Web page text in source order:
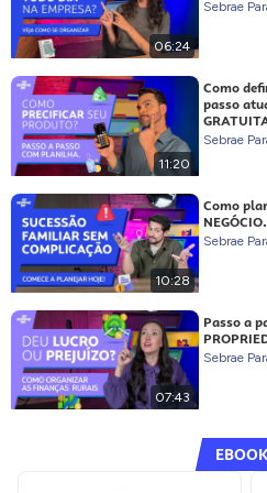
06:24
Sebrae
11:20
Como
passo
Sebrae
10:28
Como
NEGÓCIO.
Sebrae
07:43
Passo a
Sebrae